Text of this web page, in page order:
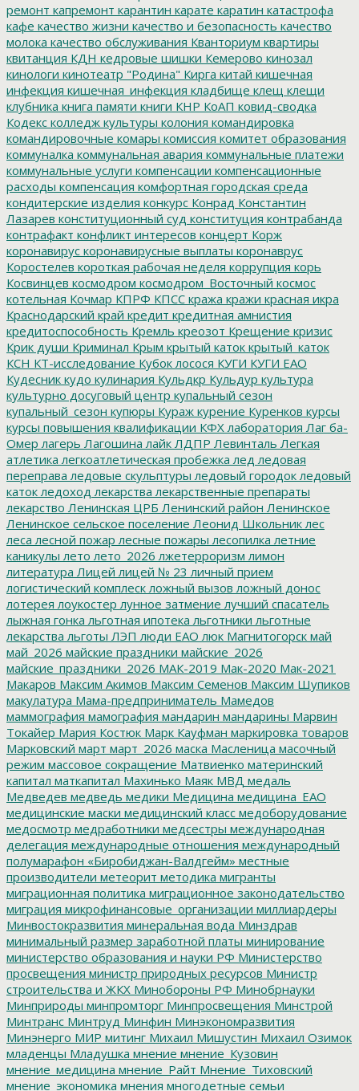
ремонт капремонт карантин карате каратин катастрофа
кафе качество жизни качество и безопасность качество
молока качество обслуживания Кванториум квартиры
квитанция КДН кедровые шишки Кемерово кинозал
кинологи кинотеатр "Родина" Кирга китай кишечная
инфекция кишечная_инфекция кладбище клещ клещи
клубника книга памяти книги КНР КоАП ковид-сводка
Кодекс колледж культуры колония командировка
командировочные комары комиссия комитет образования
коммуналка коммунальная авария коммунальные платежи
коммунальные услуги компенсации компенсационные
расходы компенсация комфортная городская среда
кондитерские изделия конкурс Конрад Константин
Лазарев конституционный суд конституция контрабанда
контрафакт конфликт интересов концерт Корж
коронавирус коронавирусные выплаты коронаврус
Коростелев короткая рабочая неделя коррупция корь
Косвинцев космодром космодром_Восточный космос
котельная Кочмар КПРФ КПСС кража кражи красная икра
Краснодарский край кредит кредитная амнистия
кредитоспособность Кремль креозот Крещение кризис
Крик души Криминал Крым крытый каток крытый_каток
КСН КТ-исследование Кубок лосося КУГИ КУГИ ЕАО
Кудесник кудо кулинария Кульдкр Кульдур культура
культурно досуговый центр купальный сезон
купальный_сезон купюры Кураж курение Куренков курсы
курсы повышения квалификации КФХ лаборатория Лаг ба-
Омер лагерь Лагошина лайк ЛДПР Левинталь Легкая
атлетика легкоатлетическая пробежка лед ледовая
переправа ледовые скульптуры ледовый городок ледовый
каток ледоход лекарства лекарственные препараты
лекарство Ленинская ЦРБ Ленинский район Ленинское
Ленинское сельское поселение Леонид Школьник лес
леса лесной пожар лесные пожары лесопилка летние
каникулы лето лето_2026 лжетерроризм лимон
литература Лицей лицей № 23 личный прием
логистический комплеск ложный вызов ложный донос
лотерея лоукостер лунное затмение лучший спасатель
лыжная гонка льготная ипотека льготники льготные
лекарства льготы ЛЭП люди ЕАО люк Магнитогорск май
май_2026 майские праздники майские_2026
майские_праздники_2026 МАК-2019 Мак-2020 Мак-2021
Макаров Максим Акимов Максим Семенов Максим Шупиков
макулатура Мама-предприниматель Мамедов
маммография мамография мандарин мандарины Марвин
Токайер Мария Костюк Марк Кауфман маркировка товаров
Марковский март март_2026 маска Масленица масочный
режим массовое сокращение Матвиенко материнский
капитал маткапитал Махинько Маяк МВД медаль
Медведев медведь медики Медицина медицина_ЕАО
медицинские маски медицинский класс медоборудование
медосмотр медработники медсестры международная
делегация международные отношения международный
полумарафон «Биробиджан-Валдгейм» местные
производители метеорит методика мигранты
миграционная политика миграционное законодательство
миграция микрофинансовые_организации миллиардеры
Минвостокразвития минеральная вода Минздрав
минимальный размер заработной платы минирование
министерство образования и науки РФ Министерство
просвещения министр природных ресурсов Министр
строительства и ЖКХ Минобороны РФ Минобрнауки
Минприроды минпромторг Минпросвещения Минстрой
Минтранс Минтруд Минфин Минэкономразвития
Минэнерго МИР митинг Михаил Мишустин Михаил Озимок
младенцы Младушка мнение мнение_Кузовин
мнение_медицина мнение_Райт Мнение_Тиховский
мнение_экономика мнения многодетные семьи